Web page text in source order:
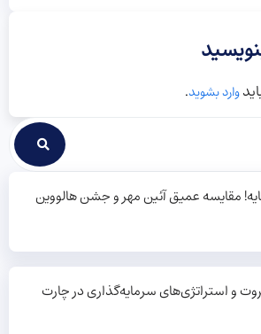
وارد بشوید.
مقایسه عمیق آئین مهر و جشن هالووین
و استراتژی‌های سرمایه‌گذاری در چارت